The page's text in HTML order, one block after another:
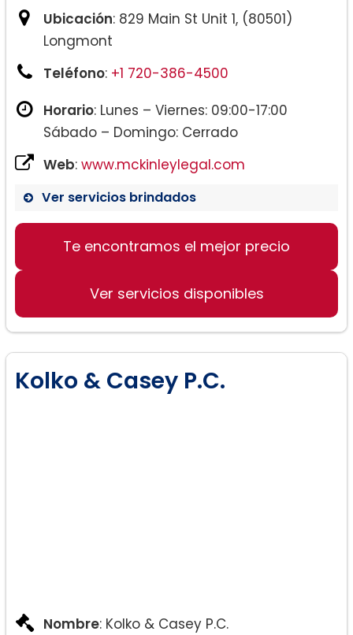
Ubicación: 829 Main St Unit 1, (80501)
Longmont
Teléfono: +1 720-386-4500
Horario: Lunes – Viernes: 09:00-17:00
Sábado – Domingo: Cerrado
Web: www.mckinleylegal.com
Ver servicios brindados
Te encontramos el mejor precio
Ver servicios disponibles
Kolko & Casey P.C.
Nombre: Kolko & Casey P.C.